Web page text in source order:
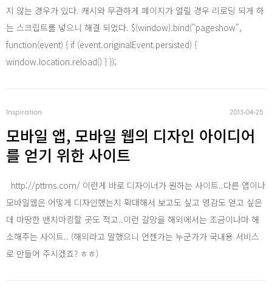
AWS
Html, CSS
Php
지 않는 경우가 있다. 캐시와 무관하게 페이지가 열릴 경우 리로딩 되게 하
는 스크립트를 넣으니 해결 되었다. $(window).bind("pageshow",
function(event) { if (event.originalEvent.persisted) {
window.location.reload() } });
Inspiration 2013‧04‧25
모바일 앱, 모바일 웹의 디자인 아이디어
를 얻기 위한 사이트
http://pttrns.com/ 이런게 바로 디자이너가 원하는 사이트..다른 앱이나
모바일웹은 어떻게 디자인했는지 확대해서 보고도 싶고 영감도 얻고 싶은
데 마땅한 밴치마킹할 곳도 적고..이런 갈망을 해외에서는 조금이나마 해
소해주는 사이트.. (해외라고 말했으니 언젠가는 누군가가 국내용 서비스
로 만들어 주시겠죠? ㅎㅎ)